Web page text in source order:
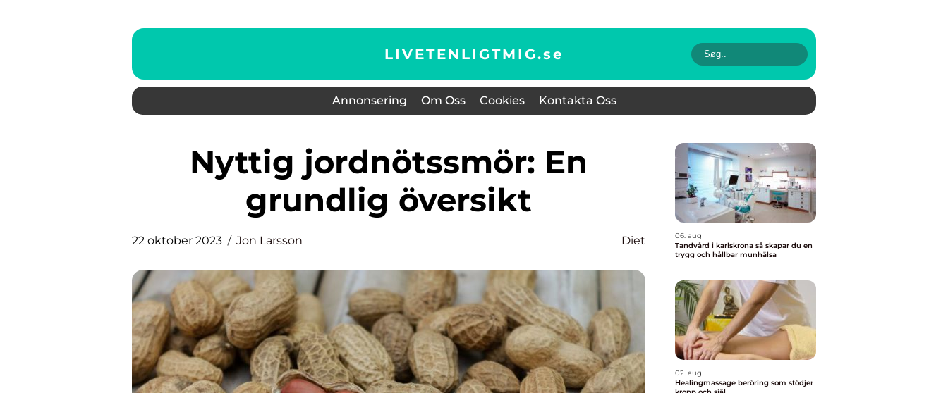
LIVETENLIGTMIG.se
Annonsering Om Oss Cookies Kontakta Oss
Nyttig jordnötssmör: En
grundlig översikt
22 oktober 2023 Jon Larsson Diet
06. aug
Tandvård i karlskrona så skapar du en
trygg och hållbar munhälsa
02. aug
Healingmassage beröring som stödjer